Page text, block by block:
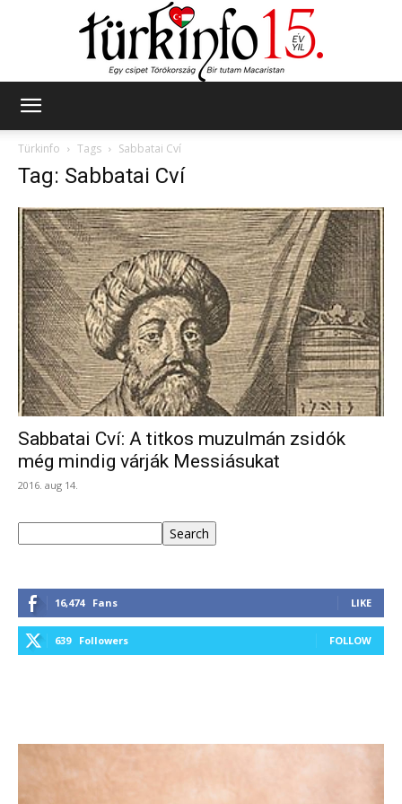
Türkinfo
Tags Sabbatai Cví
Tag: Sabbatai Cví
Sabbatai Cví: A titkos muzulmán zsidók
még mindig várják Messiásukat
2016. aug 14.
Search
16,474 Fans LIKE
639 Followers FOLLOW